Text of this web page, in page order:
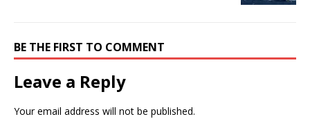
BE THE FIRST TO COMMENT
Leave a Reply
Your email address will not be published.